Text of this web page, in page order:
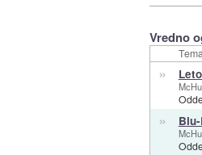
Vredno
Tema
»
»